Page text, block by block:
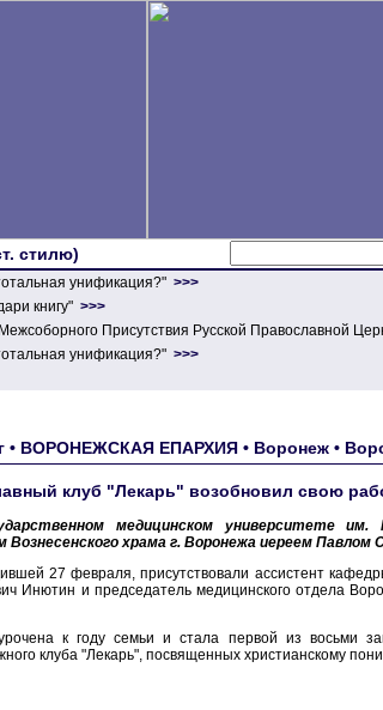
стилю)
унификация?" >>>
книгу" >>>
Присутствия Русской Православной
унификация?" >>>
• ВОРОНЕЖСКАЯ ЕПАРХИЯ • Воронеж •
клуб "Лекарь" возобновил свою
медицинском университете
Вознесенского храма г. Воронежа иереем Павлом
27 февраля, присутствовали ассистент
Инютин и председатель медицинского отдела
к году семьи и стала первой из восьми
клуба "Лекарь", посвященных христианскому